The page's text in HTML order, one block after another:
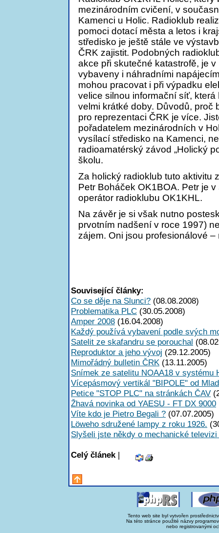
mezinárodním cvičení, v
Kamenci u Holic. Radioklub
pomoci dotací města a letos i
středisko je ještě stále ve
ČRK zajistit. Podobných
akce při skutečné katastrofě, je
vybaveny i náhradními
mohou pracovat i při výpadku
velice silnou informační síť,
velmi krátké doby. Důvodů, proč
pro reprezentaci ČRK je více.
pořadatelem mezinárodních v
vysílací středisko na Kamenci,
radioamatérský závod „Holický
školu.
Za holický radioklub tuto aktivitu
Petr Boháček OK1BOA. Petr je
operátor radioklubu OK1KHL.
Na závěr je si však nutno
prvotním nadšení v roce 1997)
zájem. Oni jsou profesionálové –
Související články:
Co se děje na Slunci? (08.08.2008)
Problematika PLC (30.05.2008)
Amper 2008 (16.04.2008)
Každý používá vybavení podle svých
Satelit ze skafandru se porouchal
Reproduktor a jeho vývoj (29.12.2005)
Mimořádný bulletin ČRK (13.11.2005)
Snímek ze satelitu NOAA18 v systému
Vícepásmový vertikál "BIPOLE" od
Petice "STOP PLC" na stránkách ČAV
Žhavá novinka od YAESU - FT DX 9000
Víte kdo je Pietro Begali ? (07.07.2005)
Löweho sdružené lampy z roku 1926.
Slyšeli jste někdy o mechanické televizi
Celý článek|
Tento web site byl vytvořen
Na této stránce použité názvy
nebo registrovanými